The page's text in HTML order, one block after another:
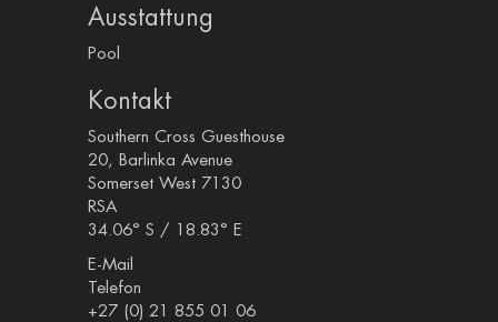
Ausstattung
Pool
Kontakt
Southern Cross Guesthouse
20, Barlinka Avenue
Somerset West 7130
RSA
34.06° S / 18.83° E
E-Mail
Telefon
+27 (0) 21 855 01 06